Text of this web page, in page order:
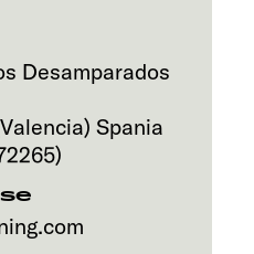
Desamparados
Spania
)